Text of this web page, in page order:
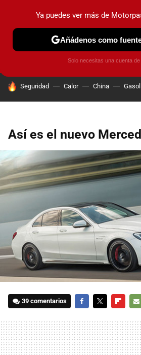
PRUEBAS COCHES ELÉCTRICOS
HOY SE HABLA DE
Seguridad Calor China
Así es el nuevo
39 comentarios
Ya puedes ver más de
Añádenos como
Solo necesitas una cuenta de